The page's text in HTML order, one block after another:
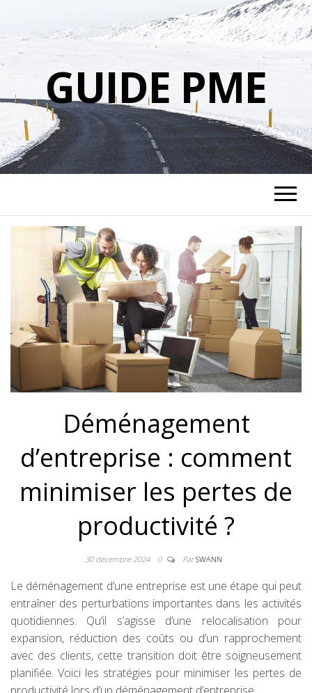
GUIDE PME
Déménagement
d’entreprise : comment
minimiser les pertes de
productivité ?
30 décembre 2024 0 ParSWANN
Le déménagement d’une entreprise est une étape qui peut
entraîner des perturbations importantes dans les activités
quotidiennes. Qu’il s’agisse d’une relocalisation pour
expansion, réduction des coûts ou d’un rapprochement
avec des clients, cette transition doit être soigneusement
planifiée. Voici les stratégies pour minimiser les pertes de